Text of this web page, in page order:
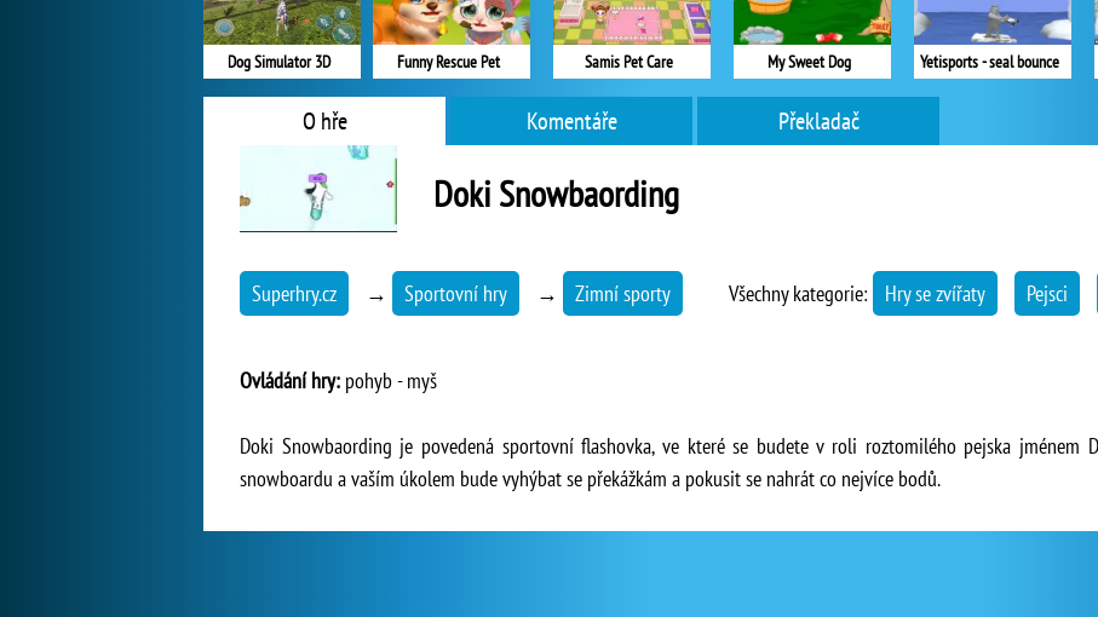
Dog Simulator 3D Funny Rescue Pet Samis Pet Care My Sweet Dog Yetisports - seal bounce
O hře Komentáře Překladač
Doki Snowbaording
Superhry.cz → Sportovní hry → Zimní sporty Všechny kategorie: Hry se zvířaty Pejsci
Ovládání hry: pohyb - myš
Doki Snowbaording je povedená sportovní flashovka, ve které se budete v roli roztomilého pejska jménem
snowboardu a vaším úkolem bude vyhýbat se překážkám a pokusit se nahrát co nejvíce bodů.